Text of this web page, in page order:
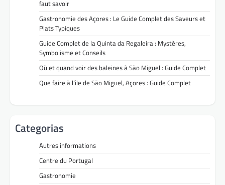
faut savoir
Gastronomie des Açores : Le Guide Complet des Saveurs et
Plats Typiques
Guide Complet de la Quinta da Regaleira : Mystères,
Symbolisme et Conseils
Où et quand voir des baleines à São Miguel : Guide Complet
Que faire à l’île de São Miguel, Açores : Guide Complet
Categorias
Autres informations
Centre du Portugal
Gastronomie